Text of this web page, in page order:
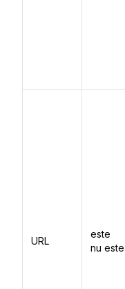
URL
este
nu este